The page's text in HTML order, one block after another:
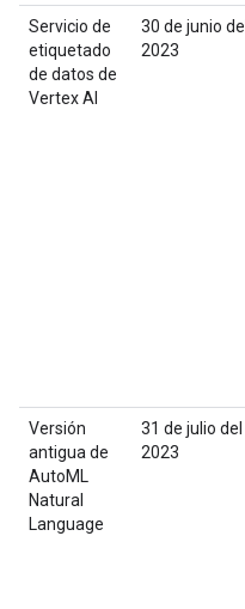
Servicio de
etiquetado
de datos de
Vertex AI
30 de junio del
2023
Versión
antigua de
AutoML
Natural
Language
31 de julio del
2023